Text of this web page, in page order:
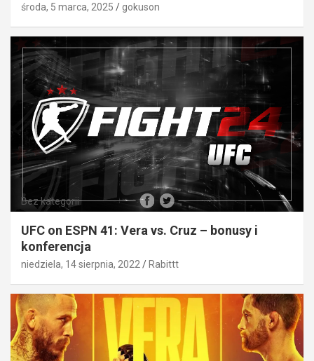
środa, 5 marca, 2025 gokuson
Bez kategorii
UFC on ESPN 41: Vera vs. Cruz – bonusy i
konferencja
niedziela, 14 sierpnia, 2022 Rabittt